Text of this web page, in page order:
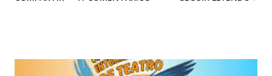
de Colombia. Aquí la columna de Ospina . Revista Corónica
está claro y nada de esto se afectará. Pero, la publicidad de